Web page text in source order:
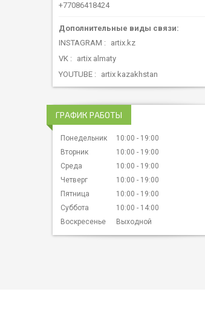
+77086418424
INSTAGRAM
artix.kz
VK
artix almaty
YOUTUBE
artix kazakhstan
ГРАФИК РАБОТЫ
Понедельник 10:00
19:00
Вторник
10:00
19:00
Среда
10:00
19:00
Четверг
10:00
19:00
Пятница
10:00
19:00
Суббота
10:00
14:00
Воскресенье
Выходной